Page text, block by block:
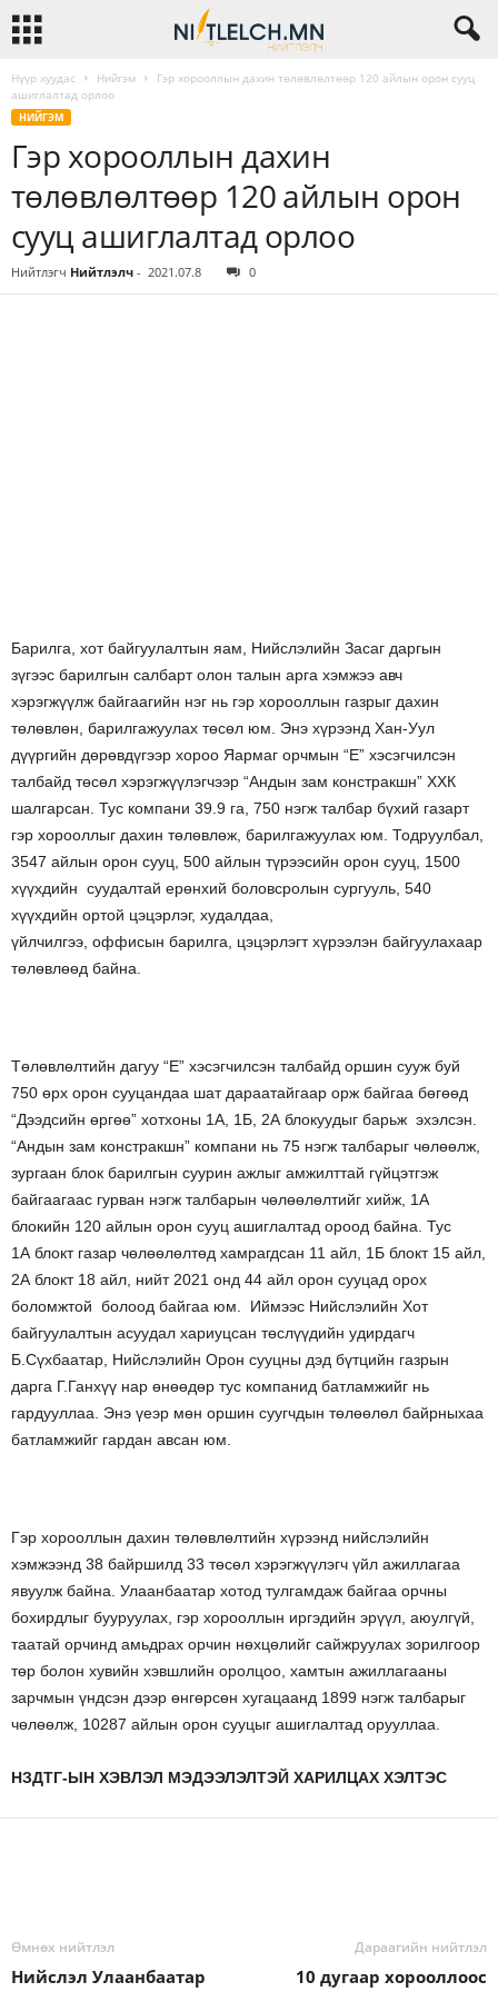
Нүүр хуудас Нийгэм
Гэр хорооллын дахин төлөвлөлтөөр 120 айлын орон сууц
ашиглалтад орлоо
НИЙГЭМ
Гэр хорооллын дахин
төлөвлөлтөөр 120 айлын орон
сууц ашиглалтад орлоо
Нийтлэгч Нийтлэлч - 2021.07.8 0
Барилга, хот байгуулалтын яам, Нийслэлийн Засаг даргын
зүгээс барилгын салбарт олон талын арга хэмжээ авч
хэрэгжүүлж байгаагийн нэг нь гэр хорооллын газрыг дахин
төлөвлөн, барилгажуулах төсөл юм. Энэ хүрээнд Хан-Уул
дүүргийн дөрөвдүгээр хороо Яармаг орчмын “Е” хэсэгчилсэн
талбайд төсөл хэрэгжүүлэгчээр “Андын зам констракшн” ХХК
шалгарсан. Тус компани 39.9 га, 750 нэгж талбар бүхий газарт
гэр хорооллыг дахин төлөвлөж, барилгажуулах юм. Тодруулбал,
3547 айлын орон сууц, 500 айлын түрээсийн орон сууц, 1500
хүүхдийн суудалтай ерөнхий боловсролын сургууль, 540
хүүхдийн ортой цэцэрлэг, худалдаа,
үйлчилгээ, оффисын барилга, цэцэрлэгт хүрээлэн байгуулахаар
төлөвлөөд байна.
Төлөвлөлтийн дагуу “Е” хэсэгчилсэн талбайд оршин сууж буй
750 өрх орон сууцандаа шат дараатайгаар орж байгаа бөгөөд
“Дээдсийн өргөө” хотхоны 1А, 1Б, 2А блокуудыг барьж эхэлсэн.
“Андын зам констракшн” компани нь 75 нэгж талбарыг чөлөөлж,
зургаан блок барилгын суурин ажлыг амжилттай гүйцэтгэж
байгаагаас гурван нэгж талбарын чөлөөлөлтийг хийж, 1А
блокийн 120 айлын орон сууц ашиглалтад ороод байна. Тус
1А блокт газар чөлөөлөлтөд хамрагдсан 11 айл, 1Б блокт 15 айл,
2А блокт 18 айл, нийт 2021 онд 44 айл орон сууцад орох
боломжтой болоод байгаа юм. Иймээс Нийслэлийн Хот
байгуулалтын асуудал хариуцсан төслүүдийн удирдагч
Б.Сүхбаатар, Нийслэлийн Орон сууцны дэд бүтцийн газрын
дарга Г.Ганхүү нар өнөөдөр тус компанид батламжийг нь
гардууллаа. Энэ үеэр мөн оршин суугчдын төлөөлөл байрныхаа
батламжийг гардан авсан юм.
Гэр хорооллын дахин төлөвлөлтийн хүрээнд нийслэлийн
хэмжээнд 38 байршилд 33 төсөл хэрэгжүүлэгч үйл ажиллагаа
явуулж байна. Улаанбаатар хотод тулгамдаж байгаа орчны
бохирдлыг бууруулах, гэр хорооллын иргэдийн эрүүл, аюулгүй,
таатай орчинд амьдрах орчин нөхцөлийг сайжруулах зорилгоор
төр болон хувийн хэвшлийн оролцоо, хамтын ажиллагааны
зарчмын үндсэн дээр өнгөрсөн хугацаанд 1899 нэгж талбарыг
чөлөөлж, 10287 айлын орон сууцыг ашиглалтад орууллаа.
НЗДТГ-ЫН ХЭВЛЭЛ МЭДЭЭЛЭЛТЭЙ ХАРИЛЦАХ ХЭЛТЭС
Өмнөх нийтлэл
Нийслэл Улаанбаатар
Дараагийн нийтлэл
10 дугаар хорооллоос